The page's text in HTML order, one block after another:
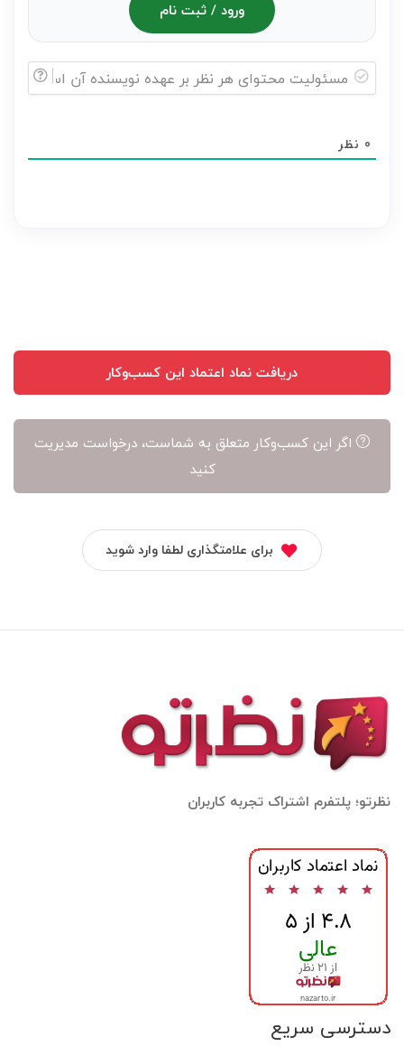
ورود / ثبت نام
هر
0 نظر
دریافت نماد اعتماد این کسب‌وکار
اگر این کسب‌وکار متعلق به شماست، درخواست مدیریت
کنید
برای علامتگذاری لطفا وارد شوید
نظرتو؛ پلتفرم اشتراک تجربه کاربران
دسترسی سریع